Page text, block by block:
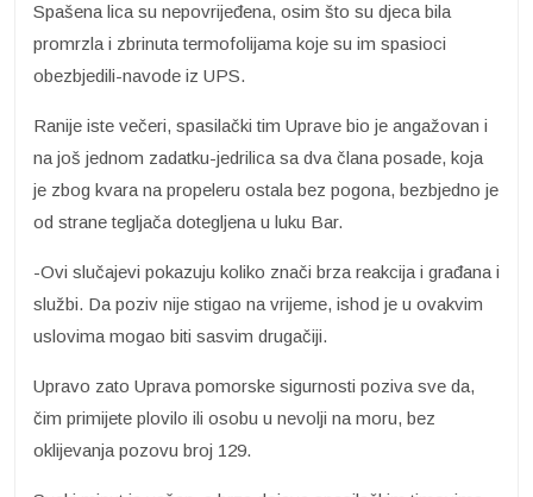
Spašena lica su nepovrijeđena, osim što su djeca bila
promrzla i zbrinuta termofolijama koje su im spasioci
obezbjedili-navode iz UPS.
Ranije iste večeri, spasilački tim Uprave bio je angažovan i
na još jednom zadatku-jedrilica sa dva člana posade, koja
je zbog kvara na propeleru ostala bez pogona, bezbjedno je
od strane tegljača dotegljena u luku Bar.
-Ovi slučajevi pokazuju koliko znači brza reakcija i građana i
službi. Da poziv nije stigao na vrijeme, ishod je u ovakvim
uslovima mogao biti sasvim drugačiji.
Upravo zato Uprava pomorske sigurnosti poziva sve da,
čim primijete plovilo ili osobu u nevolji na moru, bez
oklijevanja pozovu broj 129.